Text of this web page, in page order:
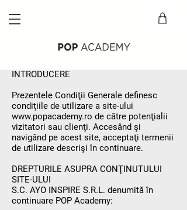
Termeni si conditii
INTRODUCERE
Prezentele Condiţii Generale definesc
condiţiile de utilizare a site-ului
www.popacademy.ro de către potenţialii
vizitatori sau clienţi. Accesând şi
navigând pe acest site, acceptaţi termenii
de utilizare descrişi în continuare.
DREPTURILE ASUPRA CONŢINUTULUI
SITE-ULUI
S.C. AYO INSPIRE S.R.L. denumită în
continuare POP Academy: